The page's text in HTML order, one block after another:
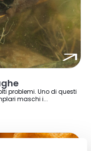
problemi. Uno di questi
maschi i...